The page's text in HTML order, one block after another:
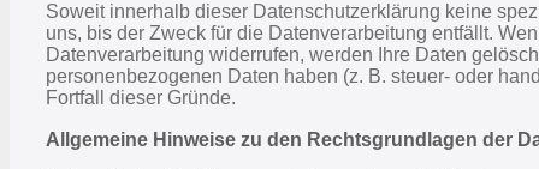
Soweit innerhalb dieser Datenschutzerklärung keine
uns, bis der Zweck für die Datenverarbeitung entfällt.
Datenverarbeitung widerrufen, werden Ihre Daten
personenbezogenen Daten haben (z. B. steuer- oder
Fortfall dieser Gründe.
Allgemeine Hinweise zu den Rechtsgrundlagen der